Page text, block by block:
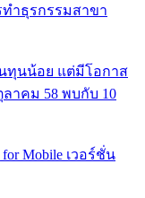
ทำธุรกรรมสาขา
นทุนน้อย แต่มีโอกาส
าคม 58 พบกับ 10
Mobile เวอร์ชั่น